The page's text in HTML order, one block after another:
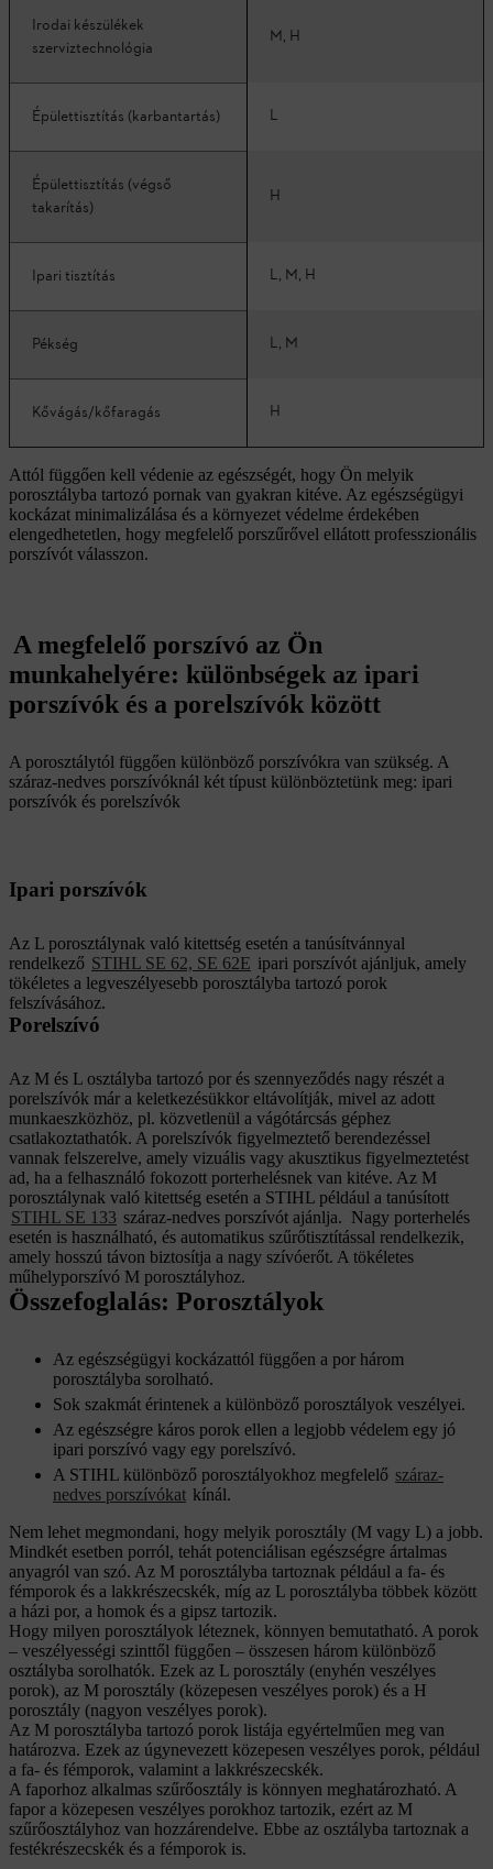
Irodai készülékek
szerviztechnológia
M, H
Épülettisztítás (karbantartás) L
Épülettisztítás (végső
takarítás)
H
Ipari tisztítás L, M, H
Pékség L, M
Kővágás/kőfaragás H
Attól függően kell védenie az egészségét, hogy Ön melyik
porosztályba tartozó pornak van gyakran kitéve. Az egészségügyi
kockázat minimalizálása és a környezet védelme érdekében
elengedhetetlen, hogy megfelelő porszűrővel ellátott professzionális
porszívót válasszon.
A megfelelő porszívó az Ön
munkahelyére: különbségek az ipari
porszívók és a porelszívók között
A porosztálytól függően különböző porszívókra van szükség. A
száraz-nedves porszívóknál két típust különböztetünk meg: ipari
porszívók és porelszívók
Ipari porszívók
Az L porosztálynak való kitettség esetén a tanúsítvánnyal
rendelkező STIHL SE 62, SE 62E ipari porszívót ajánljuk, amely
tökéletes a legveszélyesebb porosztályba tartozó porok
felszívásához.
Porelszívó
Az M és L osztályba tartozó por és szennyeződés nagy részét a
porelszívók már a keletkezésükkor eltávolítják, mivel az adott
munkaeszközhöz, pl. közvetlenül a vágótárcsás géphez
csatlakoztathatók. A porelszívók figyelmeztető berendezéssel
vannak felszerelve, amely vizuális vagy akusztikus figyelmeztetést
ad, ha a felhasználó fokozott porterhelésnek van kitéve. Az M
porosztálynak való kitettség esetén a STIHL például a tanúsított
STIHL SE 133 száraz-nedves porszívót ajánlja. Nagy porterhelés
esetén is használható, és automatikus szűrőtisztítással rendelkezik,
amely hosszú távon biztosítja a nagy szívóerőt. A tökéletes
műhelyporszívó M porosztályhoz.
Összefoglalás: Porosztályok
Az egészségügyi kockázattól függően a por három
porosztályba sorolható.
Sok szakmát érintenek a különböző porosztályok veszélyei.
Az egészségre káros porok ellen a legjobb védelem egy jó
ipari porszívó vagy egy porelszívó.
A STIHL különböző porosztályokhoz megfelelő száraz-
nedves porszívókat kínál.
Nem lehet megmondani, hogy melyik porosztály (M vagy L) a jobb.
Mindkét esetben porról, tehát potenciálisan egészségre ártalmas
anyagról van szó. Az M porosztályba tartoznak például a fa- és
fémporok és a lakkrészecskék, míg az L porosztályba többek között
a házi por, a homok és a gipsz tartozik.
Hogy milyen porosztályok léteznek, könnyen bemutatható. A porok
– veszélyességi szinttől függően – összesen három különböző
osztályba sorolhatók. Ezek az L porosztály (enyhén veszélyes
porok), az M porosztály (közepesen veszélyes porok) és a H
porosztály (nagyon veszélyes porok).
Az M porosztályba tartozó porok listája egyértelműen meg van
határozva. Ezek az úgynevezett közepesen veszélyes porok, például
a fa- és fémporok, valamint a lakkrészecskék.
A faporhoz alkalmas szűrőosztály is könnyen meghatározható. A
fapor a közepesen veszélyes porokhoz tartozik, ezért az M
szűrőosztályhoz van hozzárendelve. Ebbe az osztályba tartoznak a
festékrészecskék és a fémporok is.